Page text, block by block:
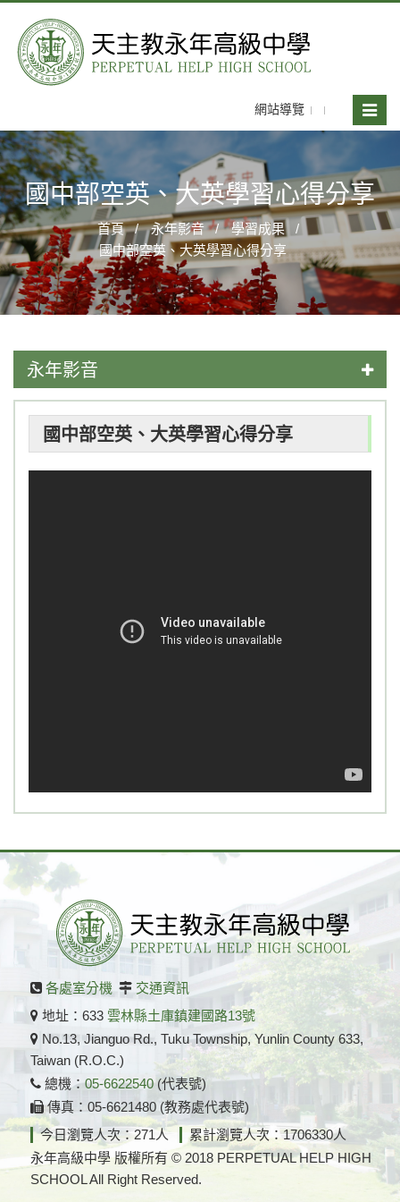
網站導覽
Toggle
國中部空英、大英學習心得分享
首頁 永年影音
學習成果
國中部空英、大英學習心得分享
永年影音
新聞報導
學習成果
國中部空英、大英學習心得分享
各處室分機
交通資訊
地址：633 雲林縣土庫鎮建國路13號
No.13, Jianguo Rd., Tuku Township, Yunlin County 633,
Taiwan (R.O.C.)
總機：05-6622540(代表號)
傳真：05-6621480 (教務處代表號)
今日瀏覽人次：271人
累計瀏覽人次：1706330人
永年高級中學 版權所有 © 2018 PERPETUAL HELP HIGH
SCHOOL All Right Reserved.